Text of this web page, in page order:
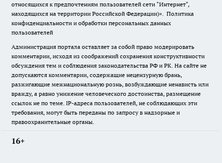
относящихся к предпочтениям пользователей сети "Интернет",
находящихся на территории Российской Федерации)». Политика
конфиденциальности и обработки персональных данных
пользователей
Администрация портала оставляет за собой право модерировать
комментарии, исходя из соображений сохранения конструктивности
обсуждения тем и соблюдения законодательства РФ и РК. На сайте не
допускаются комментарии, содержащие нецензурную брань,
разжигающие межнациональную рознь, возбуждающие ненависть или
вражду, а равно унижение человеческого достоинства, размещение
ссылок не по теме. IP-адреса пользователей, не соблюдающих эти
требования, могут быть переданы по запросу в надзорные и
правоохранительные органы.
16+